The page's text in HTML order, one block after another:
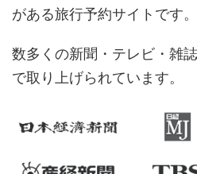
がある旅行予約サイトです。
数多くの新聞・テレビ・雑
で取り上げられています。